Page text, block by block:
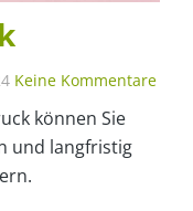
Keine Kommentare
können Sie
und langfristig